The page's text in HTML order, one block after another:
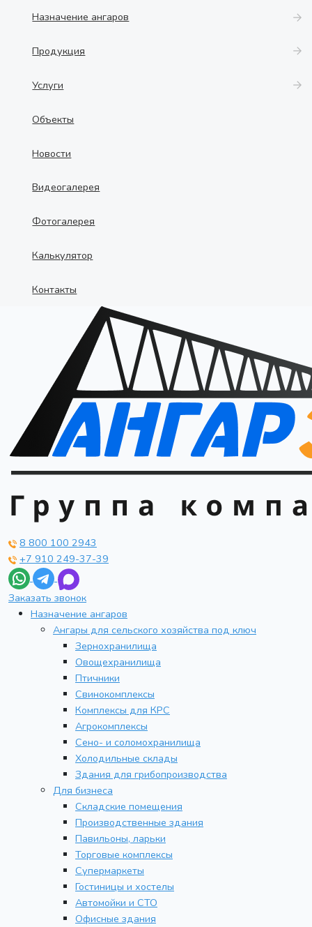
Назначение ангаров
Продукция
Услуги
Объекты
Новости
Видеогалерея
Фотогалерея
Калькулятор
Контакты
8 800 100 2943
+7 910 249-37-39
Заказать звонок
Назначение ангаров
Ангары для сельского хозяйства под ключ
Зернохранилища
Овощехранилища
Птичники
Свинокомплексы
Комплексы для КРС
Агрокомплексы
Сено- и соломохранилища
Холодильные склады
Здания для грибопроизводства
Для бизнеса
Складские помещения
Производственные здания
Павильоны, ларьки
Торговые комплексы
Супермаркеты
Гостиницы и хостелы
Автомойки и СТО
Офисные здания